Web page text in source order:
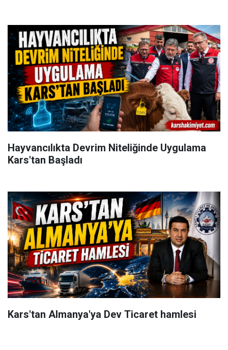
Hayvancılıkta Devrim Niteliğinde Uygulama
Kars'tan Başladı
Kars'tan Almanya'ya Dev Ticaret hamlesi